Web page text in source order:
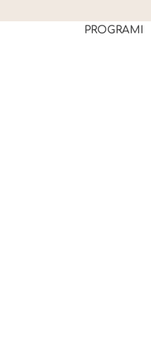
PROGRAMI